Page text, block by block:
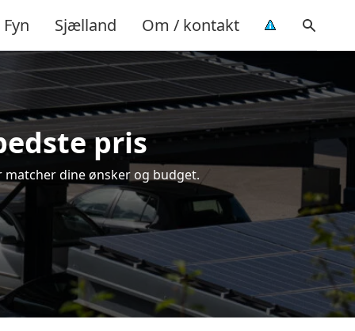
Fyn Sjælland Om / kontakt
pris
dine ønsker og budget.